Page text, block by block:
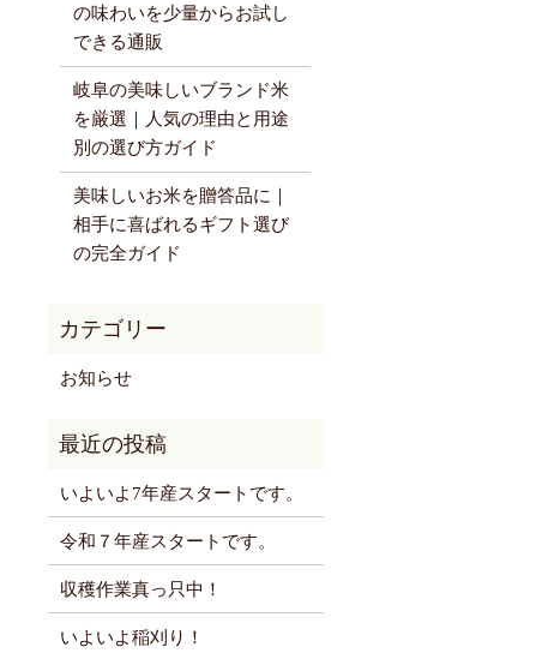
の味わいを少量からお試し
できる通販
岐阜の美味しいブランド米
を厳選｜人気の理由と用途
別の選び方ガイド
美味しいお米を贈答品に｜
相手に喜ばれるギフト選び
の完全ガイド
お知らせ
いよいよ7年産スタートです。
令和７年産スタートです。
収穫作業真っ只中！
いよいよ稲刈り！